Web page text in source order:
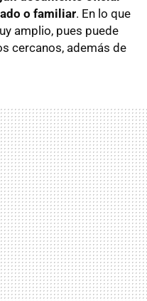
o familiar. En lo que
amplio, pues puede
cercanos, además de